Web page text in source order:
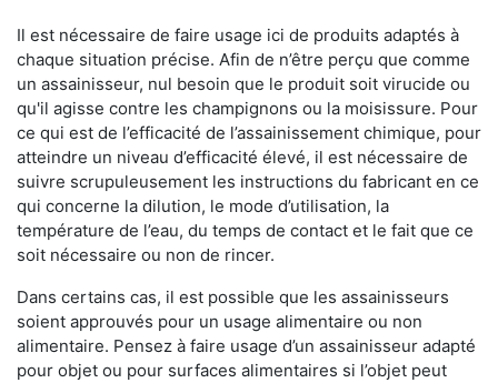
Il est nécessaire de faire usage ici de produits adaptés à
chaque situation précise. Afin de n’être perçu que comme
un assainisseur, nul besoin que le produit soit virucide ou
qu'il agisse contre les champignons ou la moisissure. Pour
ce qui est de l’efficacité de l’assainissement chimique, pour
atteindre un niveau d’efficacité élevé, il est nécessaire de
suivre scrupuleusement les instructions du fabricant en ce
qui concerne la dilution, le mode d’utilisation, la
température de l’eau, du temps de contact et le fait que ce
soit nécessaire ou non de rincer.
Dans certains cas, il est possible que les assainisseurs
soient approuvés pour un usage alimentaire ou non
alimentaire. Pensez à faire usage d’un assainisseur adapté
pour objet ou pour surfaces alimentaires si l’objet peut